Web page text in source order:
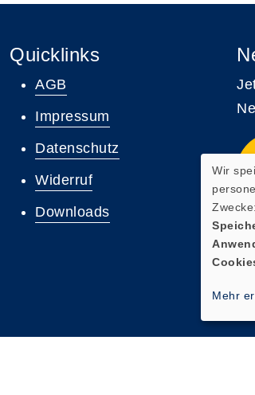
Quicklinks
AGB
Impressum
Datenschutz
Widerruf
Downloads
Wir
Zwecke:
Mehr